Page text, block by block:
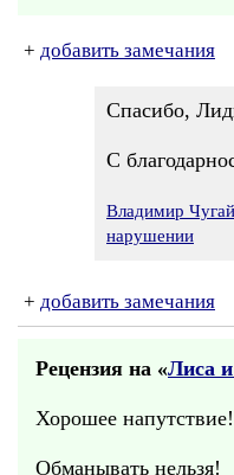
+ добавить замечания
Спасибо,
С
Владимир Чугай
нарушении
+ добавить замечания
Рецензия на «Лиса
Хорошее напутствие!
Обманывать нельзя!